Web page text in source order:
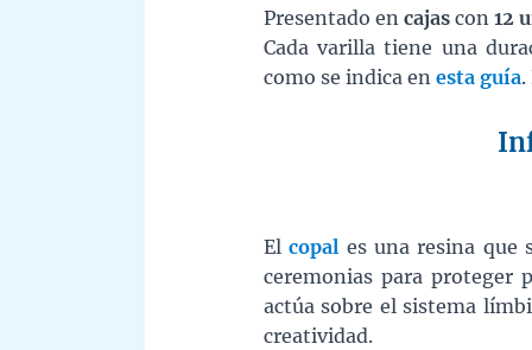
Presentado en cajas con 12
Cada varilla tiene una
como se indica en esta guía.
Elcopal es una resina que
ceremonias para proteger
actúa sobre el sistema
creatividad.